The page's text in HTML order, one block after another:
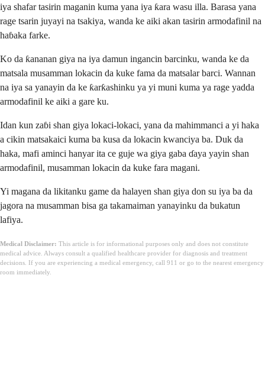
iya shafar tasirin maganin kuma yana iya ƙara wasu illa. Barasa yana
rage tsarin juyayi na tsakiya, wanda ke aiki akan tasirin armodafinil na
haɓaka farke.
Ko da ƙananan giya na iya damun ingancin barcinku, wanda ke da
matsala musamman lokacin da kuke fama da matsalar barci. Wannan
na iya sa yanayin da ke ƙarƙashinku ya yi muni kuma ya rage yadda
armodafinil ke aiki a gare ku.
Idan kun zaɓi shan giya lokaci-lokaci, yana da mahimmanci a yi haka
a cikin matsakaici kuma ba kusa da lokacin kwanciya ba. Duk da
haka, mafi aminci hanyar ita ce guje wa giya gaba ɗaya yayin shan
armodafinil, musamman lokacin da kuke fara magani.
Yi magana da likitanku game da halayen shan giya don su iya ba da
jagora na musamman bisa ga takamaiman yanayinku da bukatun
lafiya.
Medical Disclaimer: This article is for informational purposes only and does not constitute
medical advice. Always consult a qualified healthcare provider for diagnosis and treatment
decisions. If you are experiencing a medical emergency, call 911 or go to the nearest emergency
room immediately.